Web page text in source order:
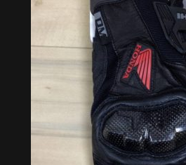
サイトマップ
プライバシーポリシー